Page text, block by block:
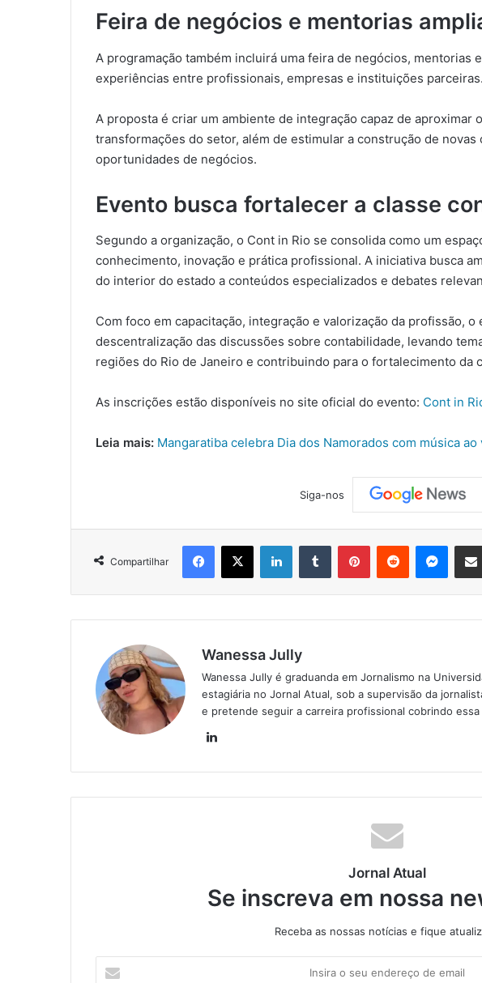
Feira de negócios e mentorias
A programação também incluirá uma feira de negócios, mentorias
experiências entre profissionais, empresas e instituições parceiras.
A proposta é criar um ambiente de integração capaz de aproximar
transformações do setor, além de estimular a construção de
oportunidades de negócios.
Evento busca fortalecer a classe
Segundo a organização, o Cont in Rio se consolida como um
conhecimento, inovação e prática profissional. A iniciativa busca
do interior do estado a conteúdos especializados e debates
Com foco em capacitação, integração e valorização da profissão,
descentralização das discussões sobre contabilidade, levando
regiões do Rio de Janeiro e contribuindo para o fortalecimento da
As inscrições estão disponíveis no site oficial do evento: Cont in
Leia mais: Mangaratiba celebra Dia dos Namorados com música ao
Siga-nos
Compartilhar
Wanessa Jully
Wanessa Jully é graduanda em Jornalismo na
estagiária no Jornal Atual, sob a supervisão da
e pretende seguir a carreira profissional cobrindo essa
din
Jornal Atual
Se inscreva em nossa
Receba as nossas notícias e fique